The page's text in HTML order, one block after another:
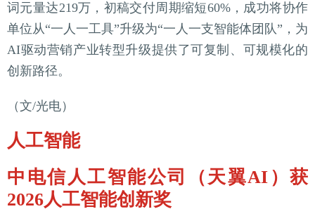
词元量达219万，初稿交付周期缩短60%，成功将协作
单位从“一人一工具”升级为“一人一支智能体团队”，为
AI驱动营销产业转型升级提供了可复制、可规模化的
创新路径。
（文/光电）
人工智能
中电信人工智能公司（天翼AI）获
2026人工智能创新奖